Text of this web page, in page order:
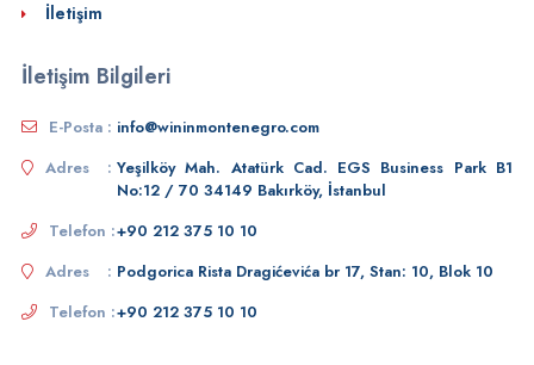
İletişim
İletişim Bilgileri
E-Posta : info@wininmontenegro.com
Adres : Yeşilköy Mah. Atatürk Cad. EGS Business Park B1
No:12 / 70 34149 Bakırköy, İstanbul
Telefon :+90 212 375 10 10
Adres : Podgorica Rista Dragićevića br 17, Stan: 10, Blok 10
Telefon :+90 212 375 10 10